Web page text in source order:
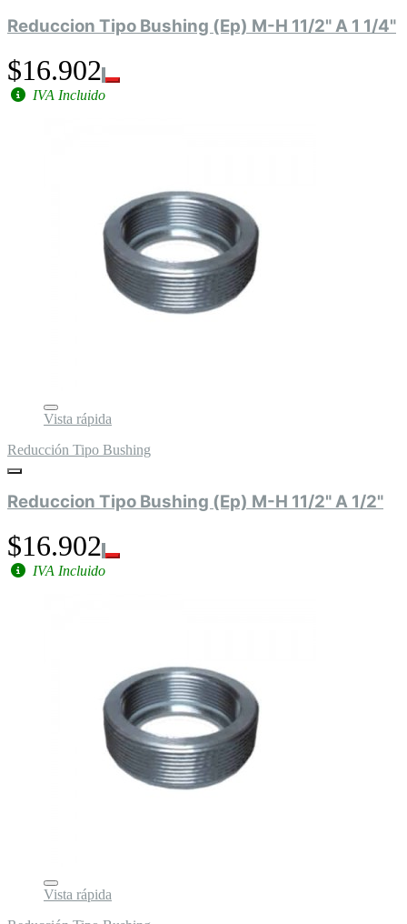
Reduccion Tipo Bushing (Ep) M-H 11/2" A 1 1/4"
$16.902
IVA Incluido
Vista rápida
Reducción Tipo Bushing
Reduccion Tipo Bushing (Ep) M-H 11/2" A 1/2"
$16.902
IVA Incluido
Vista rápida